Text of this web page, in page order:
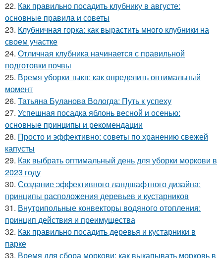
22. Как правильно посадить клубнику в августе:
основные правила и советы
23. Клубничная горка: как вырастить много клубники на
своем участке
24. Отличная клубника начинается с правильной
подготовки почвы
25. Время уборки тыкв: как определить оптимальный
момент
26. Татьяна Буланова Вологда: Путь к успеху
27. Успешная посадка яблонь весной и осенью:
основные принципы и рекомендации
28. Просто и эффективно: советы по хранению свежей
капусты
29. Как выбрать оптимальный день для уборки моркови в
2023 году
30. Создание эффективного ландшафтного дизайна:
принципы расположения деревьев и кустарников
31. Внутрипольные конвекторы водяного отопления:
принцип действия и преимущества
32. Как правильно посадить деревья и кустарники в
парке
33. Время для сбора моркови: как выкапывать морковь в